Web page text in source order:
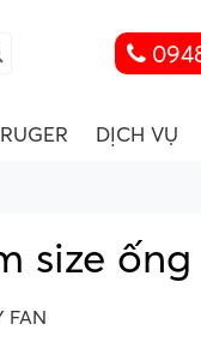
DỊCH VỤ
size
FAN